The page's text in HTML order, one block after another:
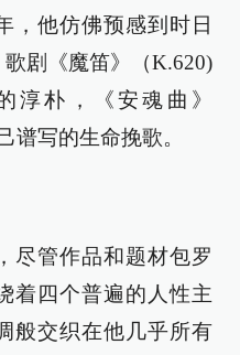
，他仿佛预感到时日
剧《魔笛》（K.620)
淳朴，《安魂曲》
谱写的生命挽歌。
尽管作品和题材包罗
着四个普遍的人性主
般交织在他几乎所有